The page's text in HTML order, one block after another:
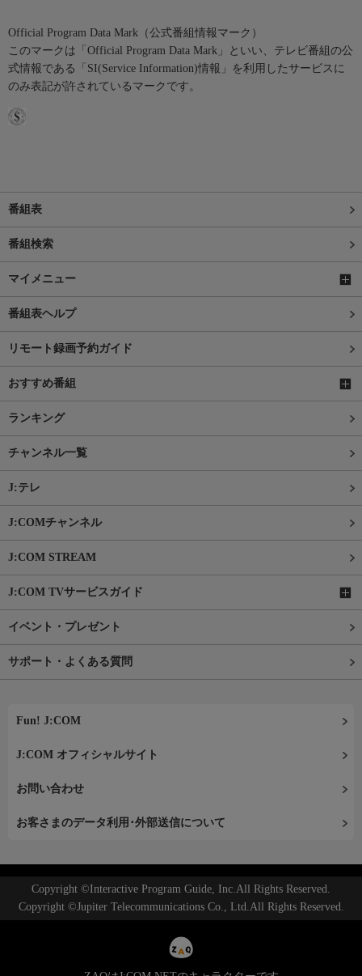
Official Program Data Mark（公式番組情報マーク）
このマークは「Official Program Data Mark」といい、テレビ番組の公
式情報である「SI(Service Information)情報」を利用したサービスに
のみ表記が許されているマークです。
番組表
番組検索
マイメニュー
番組表ヘルプ
リモート録画予約ガイド
おすすめ番組
ランキング
チャンネル一覧
J:テレ
J:COMチャンネル
J:COM STREAM
J:COM TVサービスガイド
イベント・プレゼント
サポート・よくある質問
Fun! J:COM
J:COM オフィシャルサイト
お問い合わせ
お客さまのデータ利用･外部送信について
Copyright ©Interactive Program Guide, Inc.All Rights Reserved.
Copyright ©Jupiter Telecommunications Co., Ltd.All Rights Reserved.